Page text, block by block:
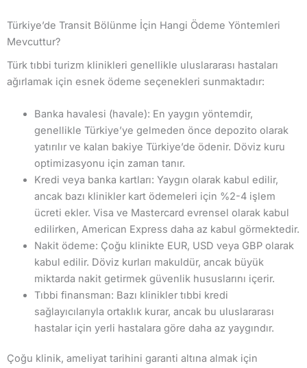
Türkiye’de Transit Bölünme İçin Hangi Ödeme Yöntemleri
Mevcuttur?
Türk tıbbi turizm klinikleri genellikle uluslararası hastaları
ağırlamak için esnek ödeme seçenekleri sunmaktadır:
Banka havalesi (havale): En yaygın yöntemdir,
genellikle Türkiye’ye gelmeden önce depozito olarak
yatırılır ve kalan bakiye Türkiye’de ödenir. Döviz kuru
optimizasyonu için zaman tanır.
Kredi veya banka kartları: Yaygın olarak kabul edilir,
ancak bazı klinikler kart ödemeleri için %2-4 işlem
ücreti ekler. Visa ve Mastercard evrensel olarak kabul
edilirken, American Express daha az kabul görmektedir.
Nakit ödeme: Çoğu klinikte EUR, USD veya GBP olarak
kabul edilir. Döviz kurları makuldür, ancak büyük
miktarda nakit getirmek güvenlik hususlarını içerir.
Tıbbi finansman: Bazı klinikler tıbbi kredi
sağlayıcılarıyla ortaklık kurar, ancak bu uluslararası
hastalar için yerli hastalara göre daha az yaygındır.
Çoğu klinik, ameliyat tarihini garanti altına almak için